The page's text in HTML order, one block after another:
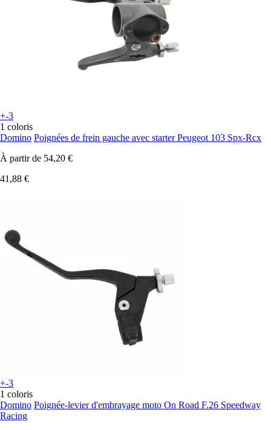
+-3
1 coloris
Domino Poignées de frein gauche avec starter Peugeot 103 Spx-Rcx
À partir de 54,20 €
41,88 €
+-3
1 coloris
Domino Poignée-levier d'embrayage moto On Road F.26 Speedway
Racing